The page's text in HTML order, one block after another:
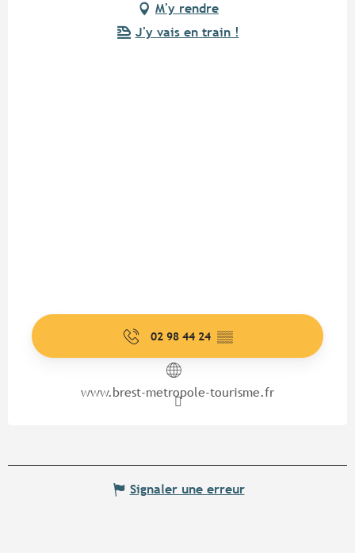
M'y rendre
J'y vais en train !
02 98 44 24 ▒▒
www.brest-metropole-tourisme.fr
Signaler une erreur